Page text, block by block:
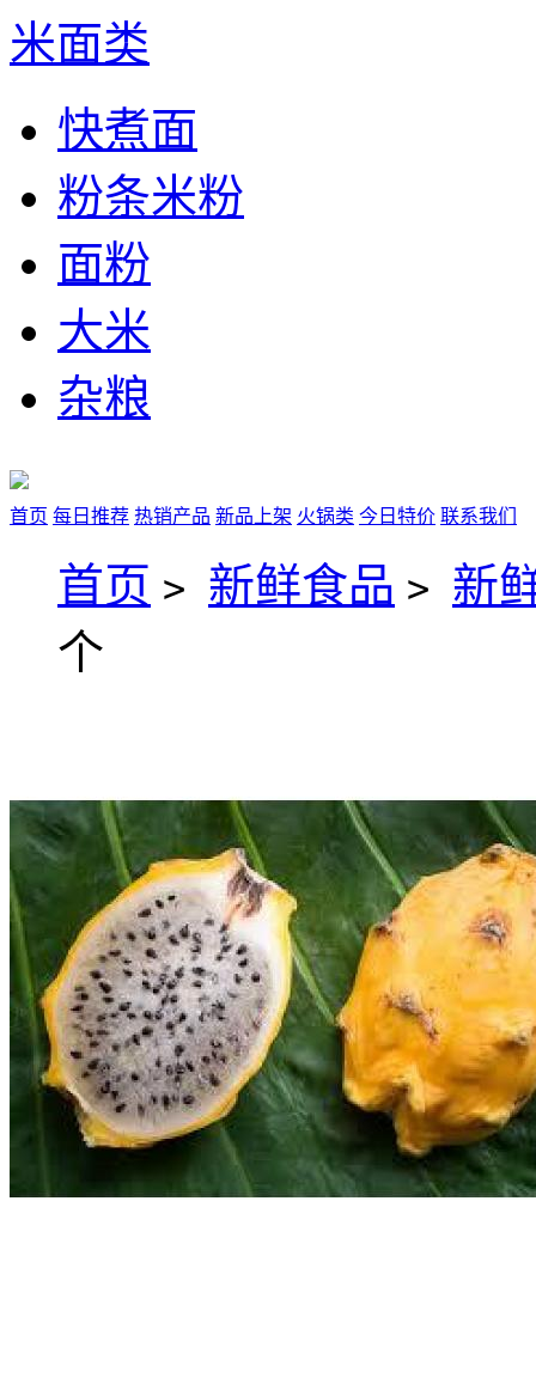
米面类
快煮面
粉条米粉
面粉
大米
杂粮
首页 每日推荐 热销产品 新品上架 火锅类 今日特价 联系我们
首页 > 新鲜食品 > 新
个